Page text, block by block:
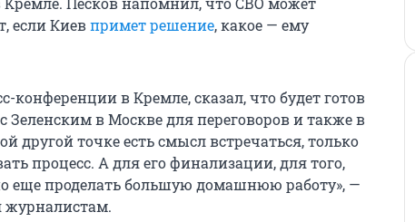
если Киевпримет решение, какое — ему
конференции в Кремле, сказал, что будет готов
Зеленским в Москве для переговоров и также в
другой точке есть смысл встречаться, только
процесс. А для его финализации, для того,
еще проделать большую домашнюю работу», —
журналистам.